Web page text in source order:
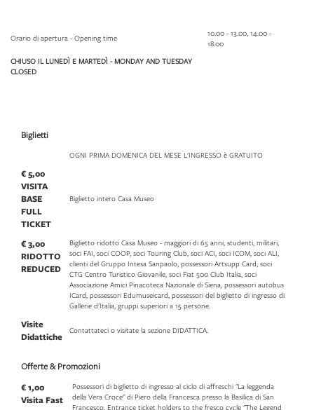
Orario di apertura - Opening time
10.00 - 13.00, 14.00 -
18.00
CHIUSO IL LUNEDÌ E MARTEDÌ - MONDAY AND TUESDAY
CLOSED
Biglietti
OGNI PRIMA DOMENICA DEL MESE L'INGRESSO è GRATUITO
€ 5,00
VISITA
BASE
FULL
TICKET
Biglietto intero Casa Museo
€ 3,00
RIDOTTO
REDUCED
Biglietto ridotto Casa Museo - maggiori di 65 anni, studenti, militari,
soci FAI, soci COOP, soci Touring Club, soci ACI, soci ICOM, soci ALI,
clienti del Gruppo Intesa Sanpaolo, possessori Artsupp Card, soci
CTG Centro Turistico Giovanile, soci Fiat 500 Club Italia, soci
Associazione Amici Pinacoteca Nazionale di Siena, possessori autobus
ICard, possessori Edumuseicard, possessori del biglietto di ingresso di
Gallerie d'Italia, gruppi superiori a 15 persone.
Visite
Didattiche
Contattateci o visitate la sezione DIDATTICA.
Offerte & Promozioni
€ 1,00
Visita Fast
Possessori di biglietto di ingresso al ciclo di affreschi "La leggenda
della Vera Croce" di Piero della Francesca presso la Basilica di San
Francesco. Entrance ticket holders to the fresco cycle "The Legend